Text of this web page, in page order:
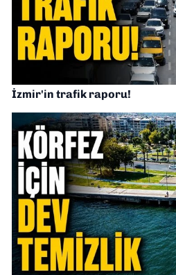
İzmir'in trafik raporu!